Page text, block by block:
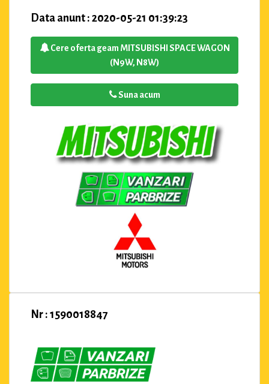
Data anunt : 2020-05-21 01:39:23
Cere oferta geam MITSUBISHI SPACE WAGON
(N9W, N8W)
Suna acum
Nr : 1590018847